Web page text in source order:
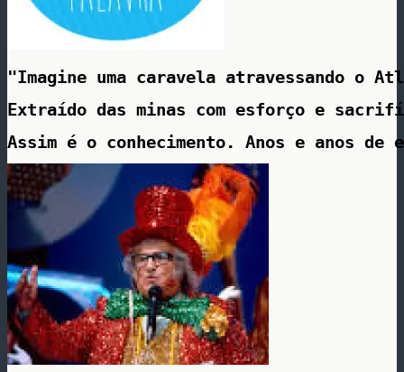
"Imagine uma caravela atravessando o
Extraído das minas com esforço e
Assim é o conhecimento. Anos e anos